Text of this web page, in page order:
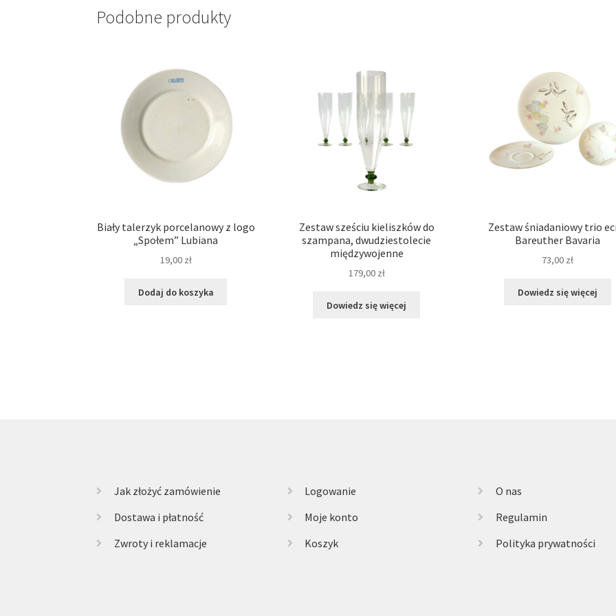
Podobne produkty
Biały talerzyk porcelanowy z logo
„Społem” Lubiana
19,00 zł
Dodaj do koszyka
Zestaw sześciu kieliszków do
szampana, dwudziestolecie
międzywojenne
179,00 zł
Dowiedz się więcej
Zestaw śniadaniowy trio
Bareuther Bavaria
73,00 zł
Dowiedz się więcej
Jak złożyć zamówienie
Dostawa i płatność
Zwroty i reklamacje
Logowanie
Moje konto
Koszyk
O nas
Regulamin
Polityka prywatności